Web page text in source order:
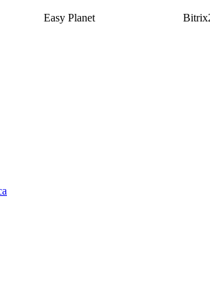
Easy Planet